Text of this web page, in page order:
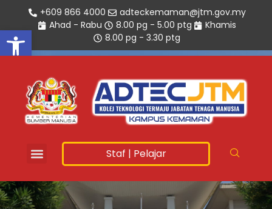
Open toolbar
+609 866 4000
adteckemaman@jtm.gov.my
Ahad - Rabu
8.00 pg - 5.00 ptg
Khamis
8.00 pg - 3.30 ptg
Staf | Pelajar